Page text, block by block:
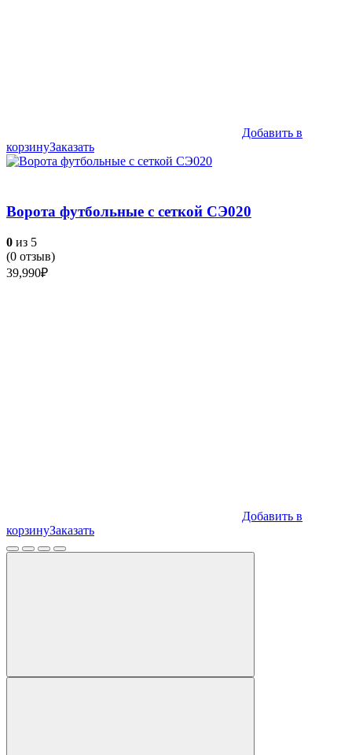
Добавить в
корзинуЗаказать
Ворота футбольные с сеткой СЭ020
0 из 5
(0 отзыв)
39,990₽
Добавить в
корзинуЗаказать